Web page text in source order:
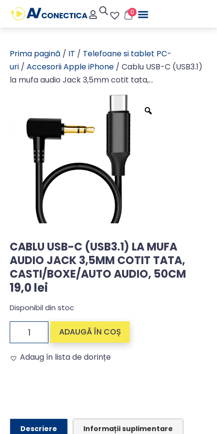
0
Prima pagină / IT / Telefoane si tablet PC-
uri / Accesorii Apple iPhone / Cablu USB-C (USB3.1)
la mufa audio Jack 3,5mm cotit tata,
Casti/Boxe/Auto audio, 50cm
CABLU USB-C (USB3.1) LA MUFA
AUDIO JACK 3,5MM COTIT TATA,
CASTI/BOXE/AUTO AUDIO, 50CM
19,0lei
Disponibil din stoc
ADAUGĂ ÎN COȘ
Adaug în lista de dorințe
Descriere Informații suplimentare